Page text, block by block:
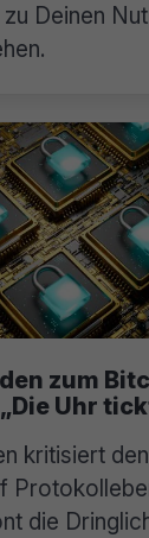
Deinen
zum
Uhr
kritisiert
die